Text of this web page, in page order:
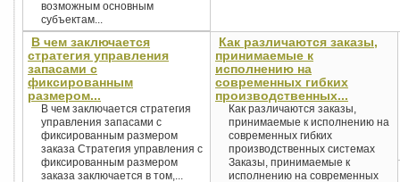
возможным основным
субъектам...
В чем заключается
стратегия управления
запасами с
фиксированным
размером...
В чем заключается стратегия
управления запасами с
фиксированным размером
заказа Стратегия управления с
фиксированным размером
заказа заключается в том,...
Как различаются заказы,
принимаемые к
исполнению на
современных гибких
производственных...
Как различаются заказы,
принимаемые к исполнению на
современных гибких
производственных системах
Заказы, принимаемые к
исполнению на современных